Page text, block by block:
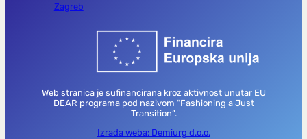
Zagreb
Web stranica je sufinancirana kroz aktivnost unutar EU
DEAR programa pod nazivom “Fashioning a Just
Transition”.
Izrada weba: Demiurg d.o.o.